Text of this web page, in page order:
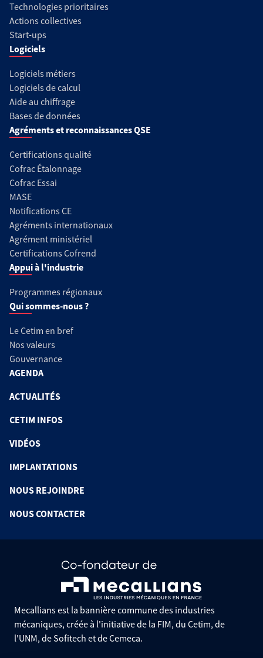
Technologies prioritaires
Actions collectives
Start-ups
Logiciels
Logiciels métiers
Logiciels de calcul
Aide au chiffrage
Bases de données
Agréments et reconnaissances QSE
Certifications qualité
Cofrac Étalonnage
Cofrac Essai
MASE
Notifications CE
Agréments internationaux
Agrément ministériel
Certifications Cofrend
Appui à l'industrie
Programmes régionaux
Qui sommes-nous ?
Le Cetim en bref
Nos valeurs
Gouvernance
AGENDA
ACTUALITÉS
CETIM INFOS
VIDÉOS
IMPLANTATIONS
NOUS REJOINDRE
NOUS CONTACTER
Mecallians est la bannière commune des industries
mécaniques, créée à l'initiative de la FIM, du Cetim, de
l'UNM, de Sofitech et de Cemeca.